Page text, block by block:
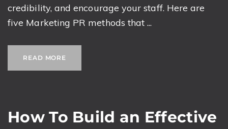
credibility, and encourage your staff. Here are
five Marketing PR methods that ...
READ MORE
How To Build an Effective